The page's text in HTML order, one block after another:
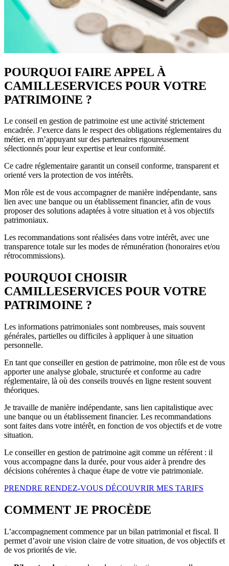
POURQUOI FAIRE APPEL À
CAMILLESERVICES POUR VOTRE
PATRIMOINE ?
Le conseil en gestion de patrimoine est une activité strictement
encadrée. J’exerce dans le respect des obligations réglementaires du
métier, en m’appuyant sur des partenaires rigoureusement
sélectionnés pour leur expertise et leur conformité.
Ce cadre réglementaire garantit un conseil conforme, transparent et
orienté vers la protection de vos intérêts.
Mon rôle est de vous accompagner de manière indépendante, sans
lien avec une banque ou un établissement financier, afin de vous
proposer des solutions adaptées à votre situation et à vos objectifs
patrimoniaux.
Les recommandations sont réalisées dans votre intérêt, avec une
transparence totale sur les modes de rémunération (honoraires et/ou
rétrocommissions).
POURQUOI CHOISIR
CAMILLESERVICES POUR VOTRE
PATRIMOINE ?
Les informations patrimoniales sont nombreuses, mais souvent
générales, partielles ou difficiles à appliquer à une situation
personnelle.
En tant que conseiller en gestion de patrimoine, mon rôle est de vous
apporter une analyse globale, structurée et conforme au cadre
réglementaire, là où des conseils trouvés en ligne restent souvent
théoriques.
Je travaille de manière indépendante, sans lien capitalistique avec
une banque ou un établissement financier. Les recommandations
sont faites dans votre intérêt, en fonction de vos objectifs et de votre
situation.
Le conseiller en gestion de patrimoine agit comme un référent : il
vous accompagne dans la durée, pour vous aider à prendre des
décisions cohérentes à chaque étape de votre vie patrimoniale.
PRENDRE RENDEZ-VOUS DÉCOUVRIR MES TARIFS
COMMENT JE PROCÈDE
L’accompagnement commence par un bilan patrimonial et fiscal. Il
permet d’avoir une vision claire de votre situation, de vos objectifs et
de vos priorités de vie.